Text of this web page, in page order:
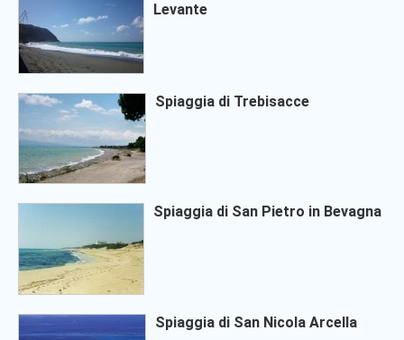
Levante
Spiaggia di Trebisacce
Spiaggia di San Pietro in Bevagna
Spiaggia di San Nicola Arcella